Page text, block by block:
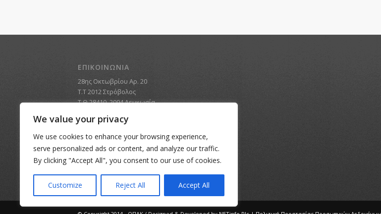
We value your privacy
We use cookies to enhance your browsing experience,
serve personalized ads or content, and analyze our traffic.
By clicking "Accept All", you consent to our use of cookies.
Customize Reject All Accept All
ΕΠΙΚΟΙΝΩΝΙΑ
28ης Οκτωβρίου Αρ. 20
Τ.Τ 2012 Στρόβολος
Τ.Θ 28410, 2094 Λευκωσία
Fax: +357 22423540
Email:mail@opak.org.cy